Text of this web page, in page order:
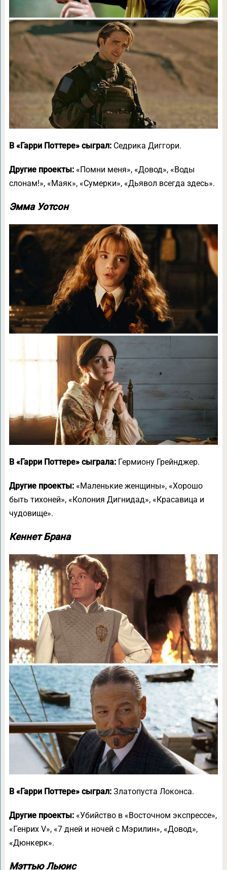
В «Гарри Поттере» сыграл:Седрика Диггори.
Другие проекты:«Помни меня», «Довод», «Воды
слонам!», «Маяк», «Сумерки», «Дьявол всегда здесь».
Эмма Уотсон
В «Гарри Поттере» сыграла:Гермиону Грейнджер.
Другие проекты:«Маленькие женщины», «Хорошо
быть тихоней», «Колония Дигнидад», «Красавица и
чудовище».
Кеннет Брана
В «Гарри Поттере» сыграл:Златопуста Локонса.
Другие проекты:«Убийство в «Восточном экспрессе»,
«Генрих V», «7 дней и ночей с Мэрилин», «Довод»,
«Дюнкерк».
Мэттью Льюис